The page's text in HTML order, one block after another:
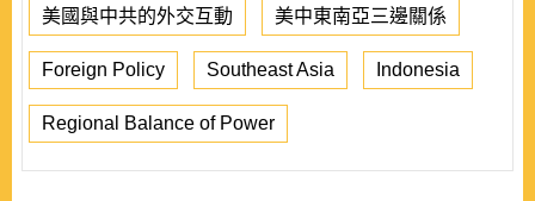
美國與中共的外交互動 美中東南亞三邊關係
Foreign Policy Southeast Asia Indonesia
Regional Balance of Power